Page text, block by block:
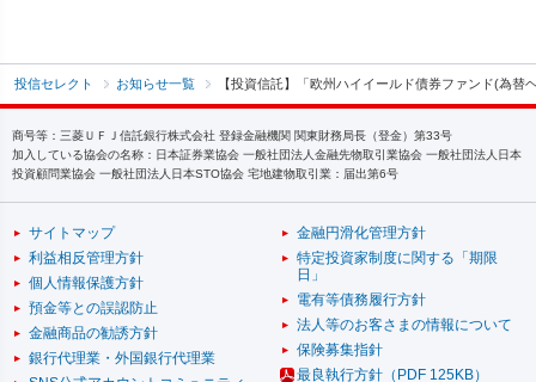
投信セレクト お知らせ一覧 【投資信託】「欧州ハイイールド債券ファンド(為
商号等：三菱ＵＦＪ信託銀行株式会社 登録金融機関 関東財務局長（登金）第33号
加入している協会の名称：日本証券業協会 一般社団法人金融先物取引業協会 一般社団法人日本
投資顧問業協会 一般社団法人日本STO協会 宅地建物取引業：届出第6号
サイトマップ
利益相反管理方針
個人情報保護方針
預金等との誤認防止
金融商品の勧誘方針
銀行代理業・外国銀行代理業
金融円滑化管理方針
特定投資家制度に関する「期限
日」
電有等債務履行方針
法人等のお客さまの情報について
保険募集指針
最良執行方針（PDF 125KB）